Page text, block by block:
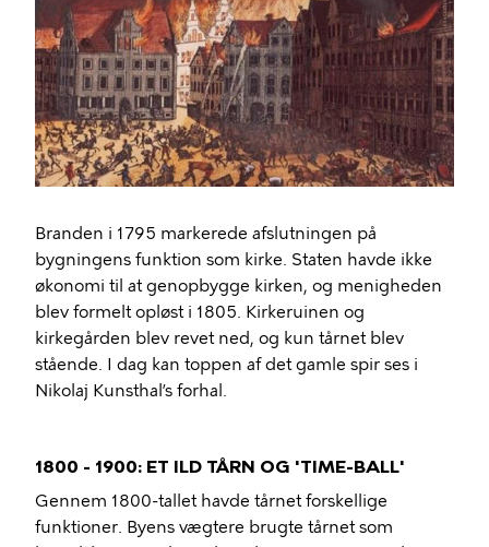
Branden i 1795 markerede afslutningen på
bygningens funktion som kirke. Staten havde ikke
økonomi til at genopbygge kirken, og menigheden
blev formelt opløst i 1805. Kirkeruinen og
kirkegården blev revet ned, og kun tårnet blev
stående. I dag kan toppen af ​​det gamle spir ses i
Nikolaj Kunsthal’s forhal.
1800 - 1900: ET ILD TÅRN OG 'TIME-BALL'
Gennem 1800-tallet havde tårnet forskellige
funktioner. Byens vægtere brugte tårnet som